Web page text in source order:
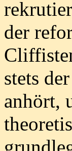
der
stets
anhört,